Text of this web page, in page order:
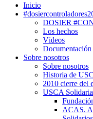
Inicio
DOSIER
Los hechos
Vídeos
Documentación
Sobre nosotros
Sobre nosotros
Historia de
2010 cierre del
USCA Solidaria
ACAS.